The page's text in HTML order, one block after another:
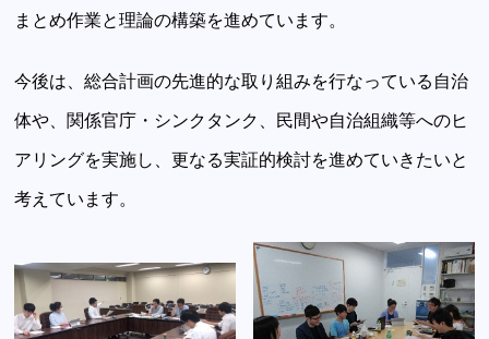
まとめ作業と理論の構築を進めています。
今後は、総合計画の先進的な取り組みを行なっている自治
体や、関係官庁・シンクタンク、民間や自治組織等へのヒ
アリングを実施し、更なる実証的検討を進めていきたいと
考えています。